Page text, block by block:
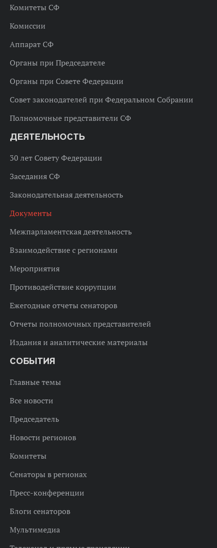
Комитеты СФ
Комиссии
Аппарат СФ
Органы при Председателе
Органы при Совете Федерации
Совет законодателей при Федеральном Собрании
Полномочные представители СФ
ДЕЯТЕЛЬНОСТЬ
30 лет Совету Федерации
Заседания СФ
Законодательная деятельность
Документы
Межпарламентская деятельность
Взаимодействие с регионами
Мероприятия
Противодействие коррупции
Ежегодные отчеты сенаторов
Отчеты полномочных представителей
Издания и аналитические материалы
СОБЫТИЯ
Главные темы
Все новости
Председатель
Новости регионов
Комитеты
Сенаторы в регионах
Пресс-конференции
Блоги сенаторов
Мультимедиа